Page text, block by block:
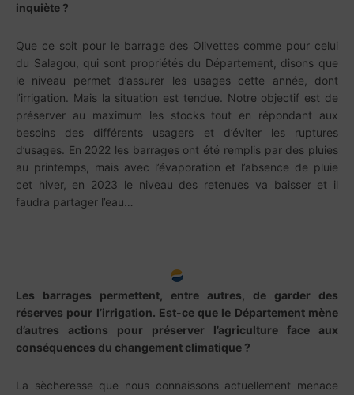
inquiète ?
Que ce soit pour le barrage des Olivettes comme pour celui
du Salagou, qui sont propriétés du Département, disons que
le niveau permet d’assurer les usages cette année, dont
l’irrigation. Mais la situation est tendue. Notre objectif est de
préserver au maximum les stocks tout en répondant aux
besoins des différents usagers et d’éviter les ruptures
d’usages. En 2022 les barrages ont été remplis par des pluies
au printemps, mais avec l’évaporation et l’absence de pluie
cet hiver, en 2023 le niveau des retenues va baisser et il
faudra partager l’eau…
Les barrages permettent, entre autres, de garder des
réserves pour l’irrigation. Est-ce que le Département mène
d’autres actions pour préserver l’agriculture face aux
conséquences du changement climatique ?
La sècheresse que nous connaissons actuellement menace